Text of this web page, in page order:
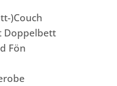
)Couch
Doppelbett
Fön